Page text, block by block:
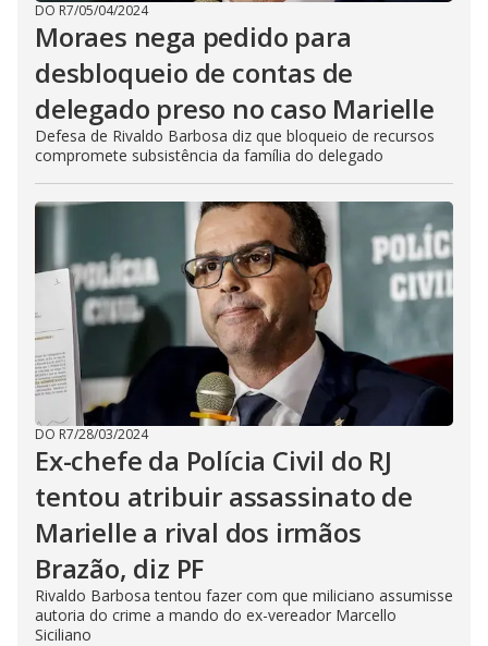
DO R7/05/04/2024
Moraes nega pedido para
desbloqueio de contas de
delegado preso no caso Marielle
Defesa de Rivaldo Barbosa diz que bloqueio de recursos
compromete subsistência da família do delegado
DO R7/28/03/2024
Ex-chefe da Polícia Civil do RJ
tentou atribuir assassinato de
Marielle a rival dos irmãos
Brazão, diz PF
Rivaldo Barbosa tentou fazer com que miliciano assumisse
autoria do crime a mando do ex-vereador Marcello
Siciliano